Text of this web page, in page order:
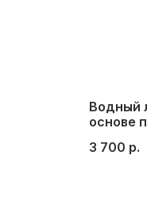
Водный
основе
3 700 р.